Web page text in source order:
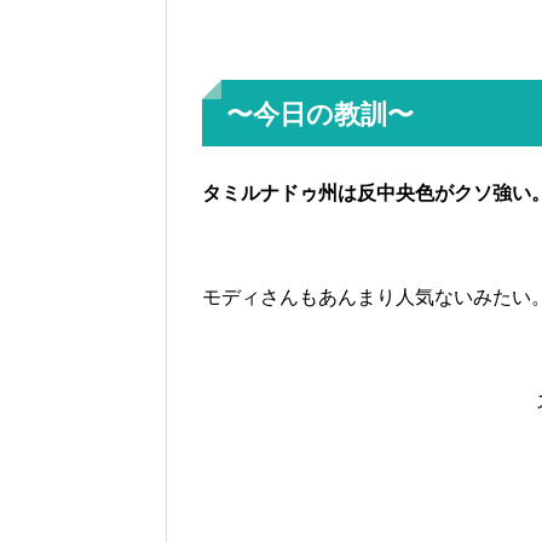
〜今日の教訓〜
タミルナドゥ州は反中央色がクソ強い
モディさんもあんまり人気ないみた